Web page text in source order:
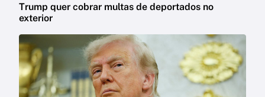
Trump quer cobrar multas de deportados no
exterior